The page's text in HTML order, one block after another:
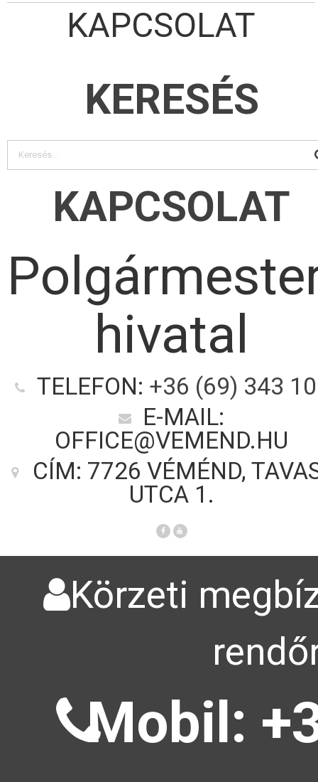
KAPCSOLAT
KERESÉS
KAPCSOLAT
hivatal
TELEFON: +36 (69) 343
E-MAIL:
OFFICE@VEMEND.HU
CÍM: 7726 VÉMÉND,
UTCA 1.
Körzeti
Mobil: